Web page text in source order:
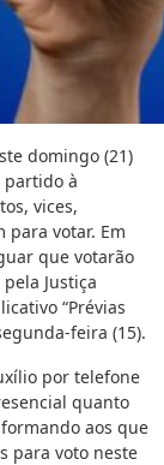
domingo (21)
partido à
vices,
para votar. Em
que votarão
Justiça
“Prévias
feira (15).
por telefone
quanto
aos que
para voto neste